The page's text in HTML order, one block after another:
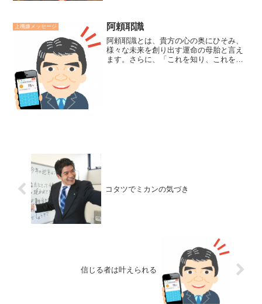
上機嫌メッセージ 阿頼耶識
阿頼耶識とは、貴方の心の奥にひそみ、
様々な未来を創り出す運命の母胎と言え
ます。さらに、「これを知り、これを自
コタツでミカンの気づき
信じる者は叶えられる